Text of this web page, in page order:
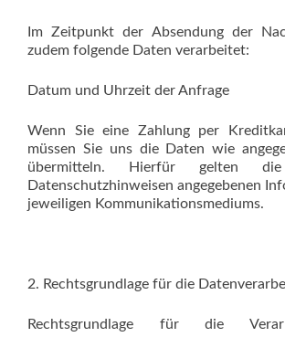
Im Zeitpunkt der Absendung der
zudem folgende Daten verarbeitet:
Datum und Uhrzeit der Anfrage
Wenn Sie eine Zahlung per
müssen Sie uns die Daten wie
übermitteln. Hierfür gelten
Datenschutzhinweisen angegebenen
jeweiligen Kommunikationsmediums.
2. Rechtsgrundlage für die
Rechtsgrundlage für die